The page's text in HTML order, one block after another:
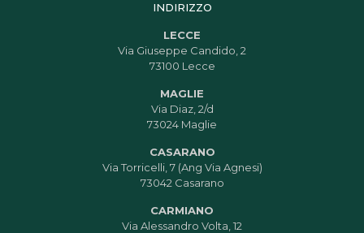
INDIRIZZO
LECCE
Via Giuseppe Candido, 2
73100 Lecce
MAGLIE
Via Diaz, 2/d
73024 Maglie
CASARANO
Via Torricelli, 7 (Ang Via Agnesi)
73042 Casarano
CARMIANO
Via Alessandro Volta, 12